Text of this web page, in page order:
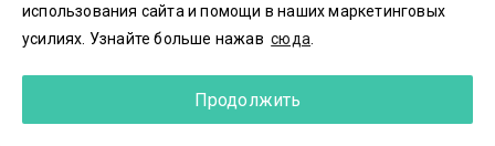
РезидентСколково | Номер регистрации2023614699
Зарегистрировано в Реестре российского ПО.
использования сайта и помощи в наших маркетинговых
усилиях. Узнайте больше нажавсюда
Продолжить